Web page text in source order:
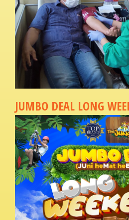
JUMBO DEAL LONG